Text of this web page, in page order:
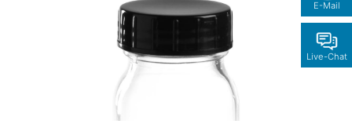
E-Mail
Live-Chat